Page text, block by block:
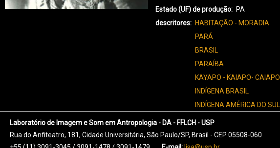
Estado (UF) de produção
PA
descritores
HABITAÇÃO - MORADIA
PARÁ
BRASIL
PARAÍBA
KAYAPO - KAIAPO- CAIAPO
INDÍGENA BRASIL
INDÍGENA AMÉRICA DO SUL
Laboratório de Imagem e Som em Antropologia - DA - FFLCH - USP
Rua do Anfiteatro, 181, Cidade Universitária, São Paulo/SP, Brasil - CEP 05508-060